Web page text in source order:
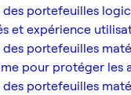
portefeuilles
et expérience
portefeuilles
pour protéger les
portefeuilles